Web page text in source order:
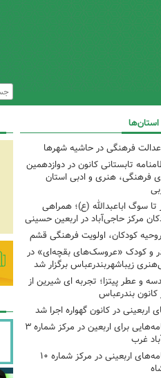
استان‌ها
عدالت فرهنگی در حاشیه شهرها
تابستانی کانون در دوازدهمین
فرهنگی، هنری و ادبی استان
تا سوگ اباعبدالله (ع)؛ همراهی
مرکز حاجی‌آباد در اربعین حسینی
روحیه کودکان، اولویت فرهنگی قشم
و کودک «عروسک‌های بقچه‌ای» در
زیباشهربندرعباس برگزار شد
و عطر پیتزا؛ تجربه ای شیرین از
کانون بندرعباس
اربعینی در کانون گهواره اجرا شد
اجرای برنامه‌هایی برای اربعین در مرکز شماره ۳
غرب
اجرای برنامه‌های اربعینی در مرکز شماره ۱۰